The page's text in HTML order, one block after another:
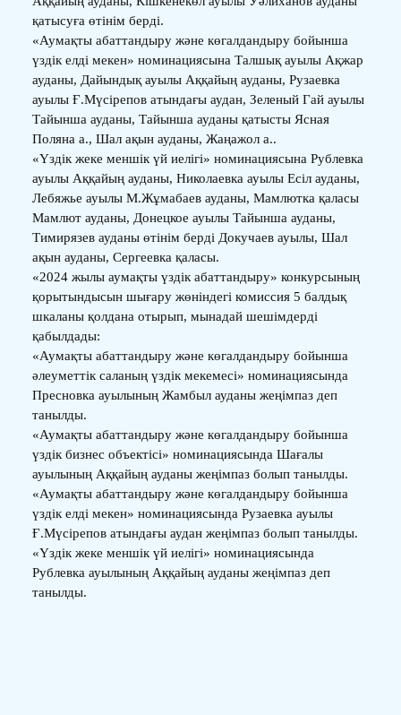
қатысуға өтінім берді.
«Аумақты абаттандыру және көгалдандыру бойынша
үздік елді мекен» номинациясына Талшық ауылы Ақжар
ауданы, Дайындық ауылы Аққайың ауданы, Рузаевка
ауылы Ғ.Мүсірепов атындағы аудан, Зеленый Гай ауылы
Тайынша ауданы, Тайынша ауданы қатысты Ясная
Поляна а., Шал ақын ауданы, Жаңажол а..
«Үздік жеке меншік үй иелігі» номинациясына Рублевка
ауылы Аққайың ауданы, Николаевка ауылы Есіл ауданы,
Лебяжье ауылы М.Жұмабаев ауданы, Мамлютка қаласы
Мамлют ауданы, Донецкое ауылы Тайынша ауданы,
Тимирязев ауданы өтінім берді Докучаев ауылы, Шал
ақын ауданы, Сергеевка қаласы.
«2024 жылы аумақты үздік абаттандыру» конкурсының
қорытындысын шығару жөніндегі комиссия 5 балдық
шкаланы қолдана отырып, мынадай шешімдерді
қабылдады:
«Аумақты абаттандыру және көгалдандыру бойынша
әлеуметтік саланың үздік мекемесі» номинациясында
Пресновка ауылының Жамбыл ауданы жеңімпаз деп
танылды.
«Аумақты абаттандыру және көгалдандыру бойынша
үздік бизнес объектісі» номинациясында Шағалы
ауылының Аққайың ауданы жеңімпаз болып танылды.
«Аумақты абаттандыру және көгалдандыру бойынша
үздік елді мекен» номинациясында Рузаевка ауылы
Ғ.Мүсірепов атындағы аудан жеңімпаз болып танылды.
«Үздік жеке меншік үй иелігі» номинациясында
Рублевка ауылының Аққайың ауданы жеңімпаз деп
танылды.